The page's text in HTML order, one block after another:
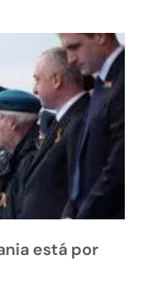
está por